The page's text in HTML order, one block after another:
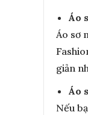
Áo
Áo sơ
giản
Áo
Nếu